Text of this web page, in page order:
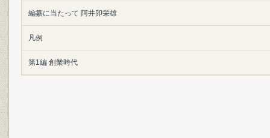
編纂に当たって 阿井卯栄雄
凡例
第1編 創業時代